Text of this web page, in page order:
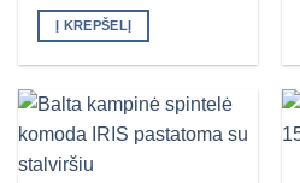
Į KREPŠELĮ